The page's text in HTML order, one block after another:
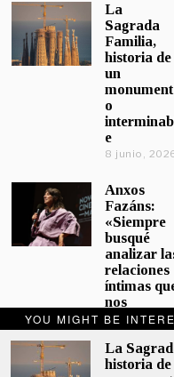
YOU MIGHT BE
La
historia de
La
Sagrada
Familia,
historia de
un
monument
o
e
8 junio,
Anxos
Fazáns:
«Siempre
busqué
analizar
relaciones
íntimas
nos
afectan»
5 junio,
El hijo de